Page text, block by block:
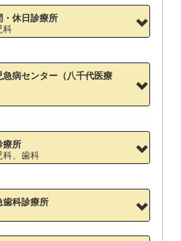
休日診療所
科
病センター（八千代医療
療所
科、歯科
科診療所